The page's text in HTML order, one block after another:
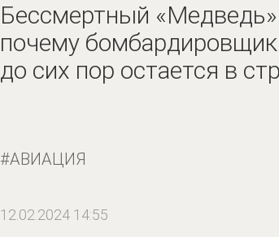
Бессмертный
почему
до сих пор остается в
АВИАЦИЯ
12.02.2024 14:55